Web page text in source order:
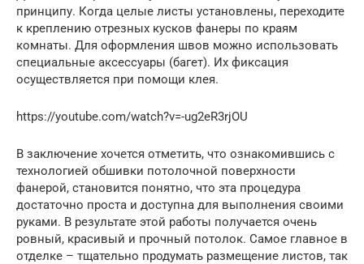
принципу. Когда целые листы установлены, переходите
к креплению отрезных кусков фанеры по краям
комнаты. Для оформления швов можно использовать
специальные аксессуары (багет). Их фиксация
осуществляется при помощи клея.
https://youtube.com/watch?v=-ug2eR3rjOU
В заключение хочется отметить, что ознакомившись с
технологией обшивки потолочной поверхности
фанерой, становится понятно, что эта процедура
достаточно проста и доступна для выполнения своими
руками. В результате этой работы получается очень
ровный, красивый и прочный потолок. Самое главное в
отделке – тщательно продумать размещение листов, так